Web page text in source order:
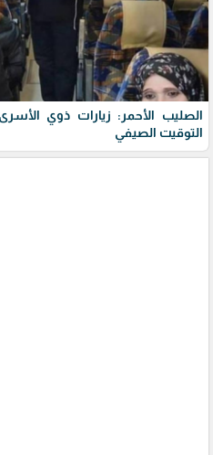
الصليب الأحمر: زيارات ذوي
التوقيت الصيفي